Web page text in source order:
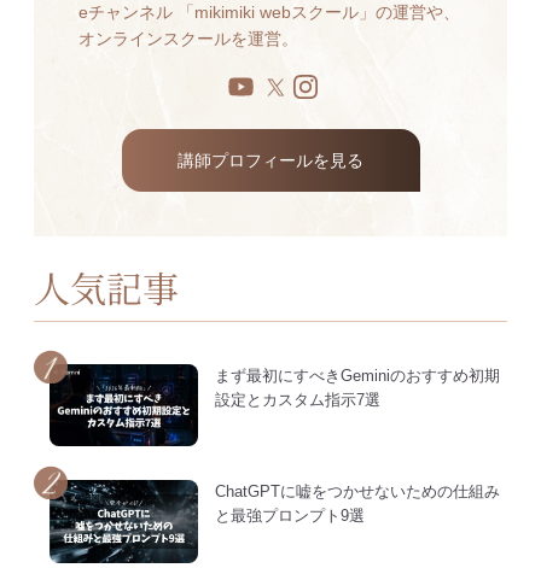
eチャンネル 「mikimiki webスクール」の運営や、
オンラインスクールを運営。
講師プロフィールを見る
人気記事
まず最初にすべきGeminiのおすすめ初期
設定とカスタム指示7選
ChatGPTに嘘をつかせないための仕組み
と最強プロンプト9選